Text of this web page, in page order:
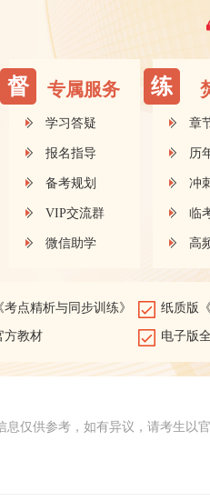
督 专属服务
学习答疑
报名指导
备考规划
VIP交流群
微信助学
练
章
历
冲
临
高
点精析与同步训练》 纸质版
方教材 电子版
仅供参考，如有异议，请考生以